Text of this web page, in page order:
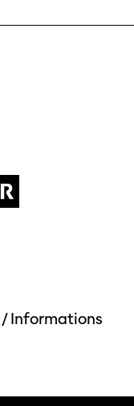
/Informations